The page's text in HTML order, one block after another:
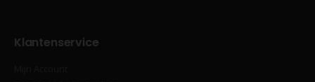
Klantenservice